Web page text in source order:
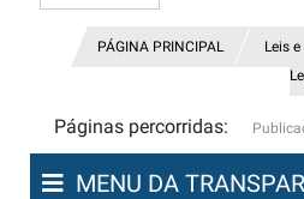
PÁGINA PRINCIPAL
Leis
Páginas percorridas:
MENU DA